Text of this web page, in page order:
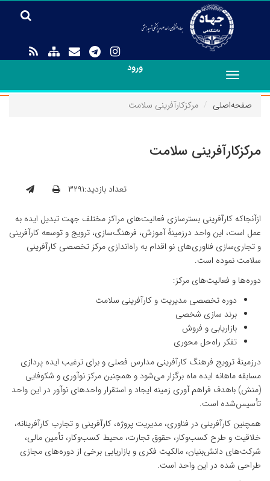
ورود
Toggle
navigation
صفحه‌اصلی
مرکزکارآفرینی سلامت
مرکزکارآفرینی سلامت
تعداد بازدید:۳۲۹۱
ازآنجاکه کارآفرینی بسترسازی فعالیت‌های مراکز مختلف جهت تبدیل ایده به
عمل است، این واحد درزمینهٔ آموزش، فرهنگ‌سازی، ترویج و توسعه کارآفرینی
و تجاری‌سازی فناوری‌های نو اقدام به راه‌اندازی مرکز تخصصی کارآفرینی
سلامت نموده است.
دوره‌ها و فعالیت‌های مرکز:
دوره تخصصی مدیریت و کارآفرینی سلامت
برند سازی شخصی
بازاریابی و فروش
تفکر راه‌حل محوری
درزمینهٔ ترویج فرهنگ کارآفرینی مدارس فصلی و برای ترغیب ایده پردازی
مسابقه ماهانه ایده ماه برگزار می‌شود و همچنین مرکز نوآوری و شکوفایی
(منش) باهدف فراهم آوری زمینه ایجاد و استقرار واحدهای نوآور در این واحد
تأسیس‌شده است.
همچنین کارآفرینی در فناوری، مدیریت پروژه، کارآفرینی و تجارب کارآفرینانه،
خلاقیت و طرح کسب‌وکار، حقوق تجارت، محیط کسب‌وکار، تأمین مالی،
شرکت‌های دانش‌بنیان، مالکیت فکری و بازاریابی برخی از دوره‌های مجازی
طراحی شده در این واحد است.